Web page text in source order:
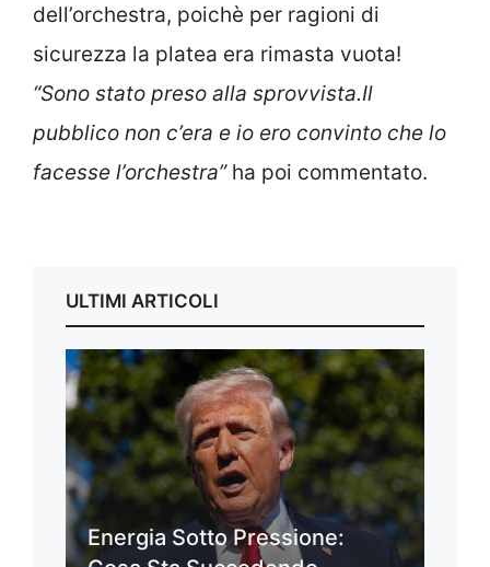
dell’orchestra, poichè per ragioni di
sicurezza la platea era rimasta vuota!
“Sono stato preso alla sprovvista.Il
pubblico non c’era e io ero convinto che lo
facesse l’orchestra”ha poi commentato.
ULTIMI ARTICOLI
Energia Sotto Pressione: